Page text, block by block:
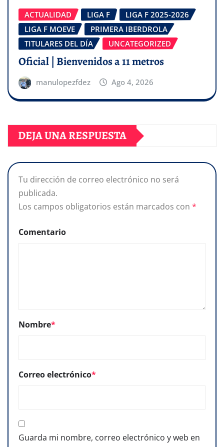
ACTUALIDAD LIGA F
LIGA F 2025-2026
LIGA F MOEVE
PRIMERA IBERDROLA
TITULARES DEL DÍA
UNCATEGORIZED
Oficial | Bienvenidos a 11 metros
manulopezfdez Ago 4, 2026
DEJA UNA RESPUESTA
Tu dirección de correo electrónico no será
publicada.
Los campos obligatorios están marcados con *
Comentario
Nombre*
Correo electrónico*
Guarda mi nombre, correo electrónico y web en